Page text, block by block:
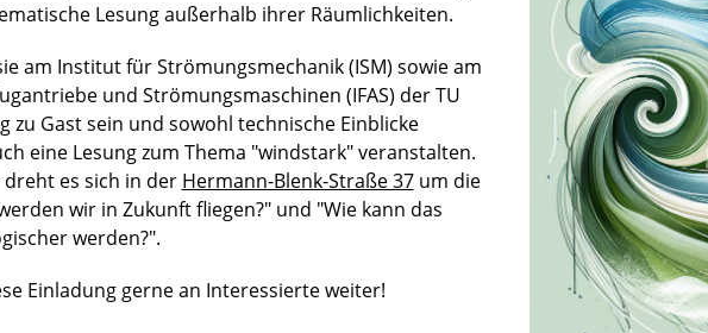
Lesung außerhalb ihrer Räumlichkeiten.
am Institut für Strömungsmechanik (ISM) sowie am
und Strömungsmaschinen (IFAS) der TU
zu Gast sein und sowohl technische Einblicke
eine Lesung zum Thema "windstark" veranstalten.
dreht es sich in der Hermann-Blenk-Straße 37um die
wir in Zukunft fliegen?" und "Wie kann das
werden?".
Einladung gerne an Interessierte weiter!